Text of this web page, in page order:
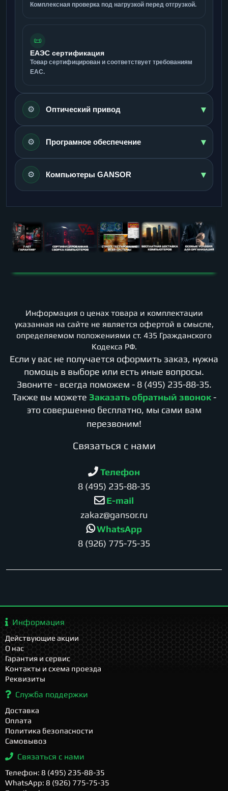
Комплексная проверка под нагрузкой перед отгрузкой.
📜
ЕАЭС сертификация
Товар сертифицирован и соответствует требованиям
ЕАС.
⚙️ Оптический привод ▾
⚙️ Програмное обеспечение ▾
⚙️ Компьютеры GANSOR ▾
Информация о ценах товара и комплектации
указанная на сайте не является офертой в смысле,
определяемом положениями ст. 435 Гражданского
Кодекса РФ.
Если у вас не получается оформить заказ, нужна
помощь в выборе или есть иные вопросы.
Звоните - всегда поможем - 8 (495) 235-88-35.
Также вы можете Заказать обратный звонок -
это совершенно бесплатно, мы сами вам
перезвоним!
Cвязаться с нами
Телефон
8 (495) 235-88-35
E-mail
zakaz@gansor.ru
WhatsApp
8 (926) 775-75-35
Информация
Действующие акции
О нас
Гарантия и сервис
Контакты и схема проезда
Реквизиты
Служба поддержки
Доставка
Оплата
Политика безопасности
Самовывоз
Связаться с нами
Телефон: 8 (495) 235-88-35
WhatsApp: 8 (926) 775-75-35